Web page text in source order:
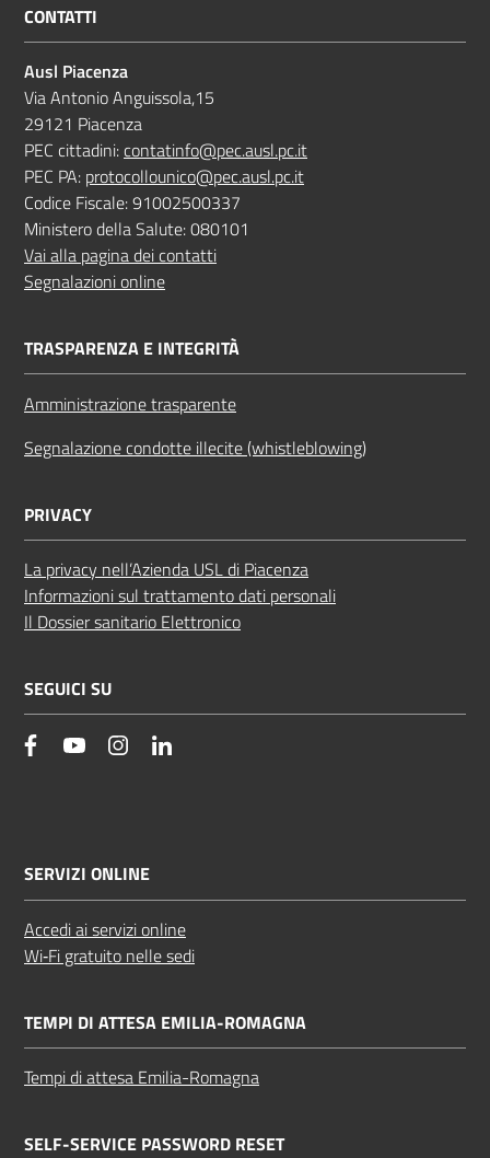
CONTATTI
Ausl Piacenza
Via Antonio Anguissola,15
29121 Piacenza
PEC cittadini:contatinfo@pec.ausl.pc.it
PEC PA: protocollounico@pec.ausl.pc.it
Codice Fiscale: 91002500337
Ministero della Salute: 080101
Vai alla pagina dei contatti
Segnalazioni online
TRASPARENZA E INTEGRITÀ
Amministrazione trasparente
Segnalazione condotte illecite (whistleblowing)
PRIVACY
La privacy nell’Azienda USL di Piacenza
Informazioni sul trattamento dati personali
Il Dossier sanitario Elettronico
SEGUICI SU
facebookYouTube Instagram
SERVIZI ONLINE
Accedi ai servizi online
Wi‑Fi gratuito nelle sedi
TEMPI DI ATTESA EMILIA-ROMAGNA
Tempi di attesa Emilia-Romagna
SELF-SERVICE PASSWORD RESET